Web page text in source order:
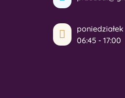
06:45 - 17:00